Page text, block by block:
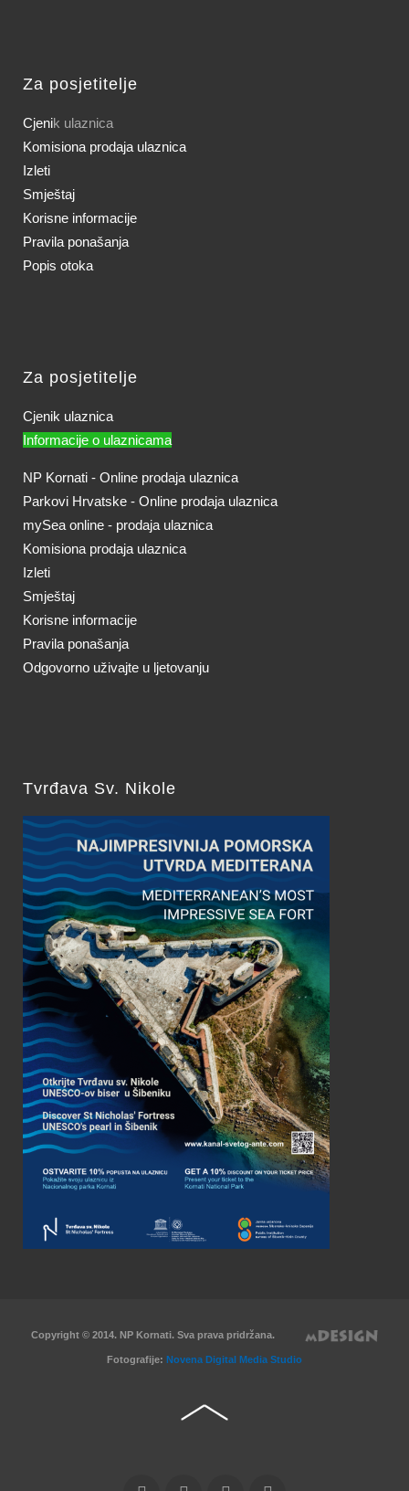
Za posjetitelje
Cjenik ulaznica
Komisiona prodaja ulaznica
Izleti
Smještaj
Korisne informacije
Pravila ponašanja
Popis otoka
Za posjetitelje
Cjenik ulaznica
Informacije o ulaznicama
NP Kornati - Online prodaja ulaznica
Parkovi Hrvatske - Online prodaja ulaznica
mySea online - prodaja ulaznica
Komisiona prodaja ulaznica
Izleti
Smještaj
Korisne informacije
Pravila ponašanja
Odgovorno uživajte u ljetovanju
Tvrđava Sv. Nikole
Copyright © 2014. NP Kornati. Sva prava pridržana.
Fotografije: Novena Digital Media Studio